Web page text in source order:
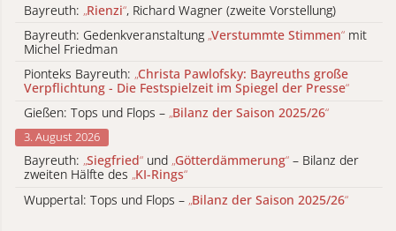
Bayreuth: „Rienzi“, Richard Wagner (zweite Vorstellung)
Bayreuth: Gedenkveranstaltung „Verstummte Stimmen“ mit
Michel Friedman
Pionteks Bayreuth: „Christa Pawlofsky: Bayreuths große
Verpflichtung - Die Festspielzeit im Spiegel der Presse“
Gießen: Tops und Flops – „Bilanz der Saison 2025/26“
3. August 2026
Bayreuth: „Siegfried“ und „Götterdämmerung“ – Bilanz der
zweiten Hälfte des „KI-Rings“
Wuppertal: Tops und Flops – „Bilanz der Saison 2025/26“